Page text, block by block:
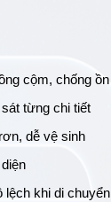
cộm, chống ồn
từng chi tiết
dễ vệ sinh
lệch khi di chuyển